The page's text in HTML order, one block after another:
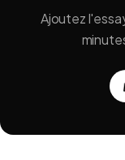
Ajoutez